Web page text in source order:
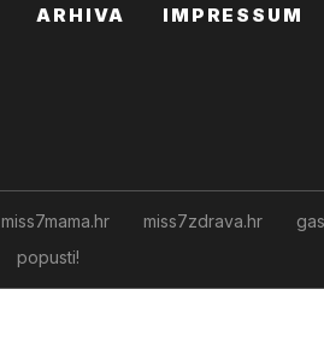
ARHIVA IMPRESSUM
miss7mama.hr miss7zdrava.hr
popusti!